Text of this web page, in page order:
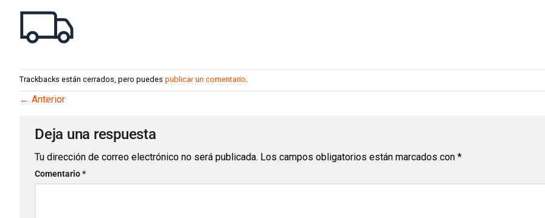
Trackbacks están cerrados, pero puedes publicar un comentario
← Anterior
Deja una respuesta
Tu dirección de correo electrónico no será publicada. Los campos obligatorios están marcados con *
Comentario*